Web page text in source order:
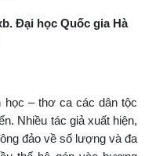
Đại học Quốc gia Hà
học – thơ ca các dân tộc
Nhiều tác giả xuất hiện,
đảo về số lượng và đa